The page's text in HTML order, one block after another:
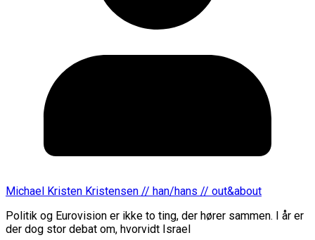
Michael Kristen Kristensen // han/hans // out&about
Politik og Eurovision er ikke to ting, der hører sammen. I år er
der dog stor debat om, hvorvidt Israel